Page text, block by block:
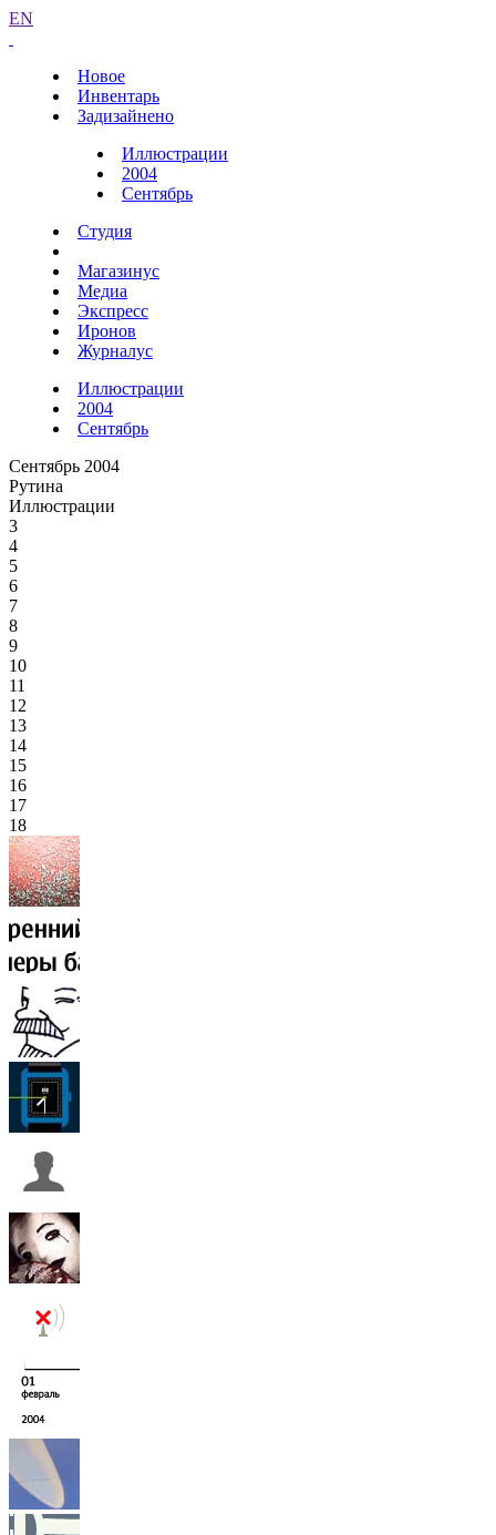
EN
Новое
Инвентарь
Задизайнено
Иллюстрации
2004
Сентябрь
Студия
Магазинус
Медиа
Экспресс
Иронов
Журналус
Иллюстрации
2004
Сентябрь
Сентябрь 2004
Рутина
Иллюстрации
3
4
5
6
7
8
9
10
11
12
13
14
15
16
17
18